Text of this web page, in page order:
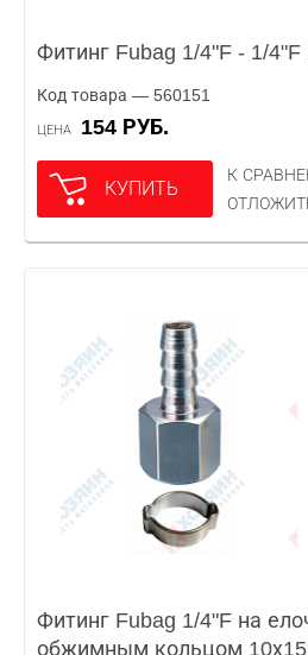
Фитинг Fubag 1/4"F - 1/4"F
Код товара — 560151
ЦЕНА 154 РУБ.
КУПИТЬ
К
Фитинг Fubag 1/4"F на
обжимным кольцом